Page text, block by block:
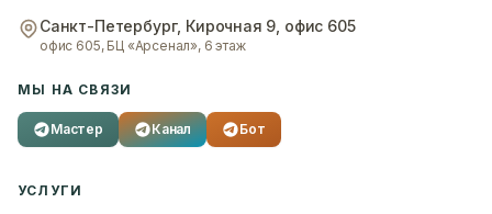
Санкт-Петербург, Кирочная 9, офис 605
офис 605, БЦ «Арсенал», 6 этаж
МЫ НА СВЯЗИ
Мастер Канал Бот
УСЛУГИ